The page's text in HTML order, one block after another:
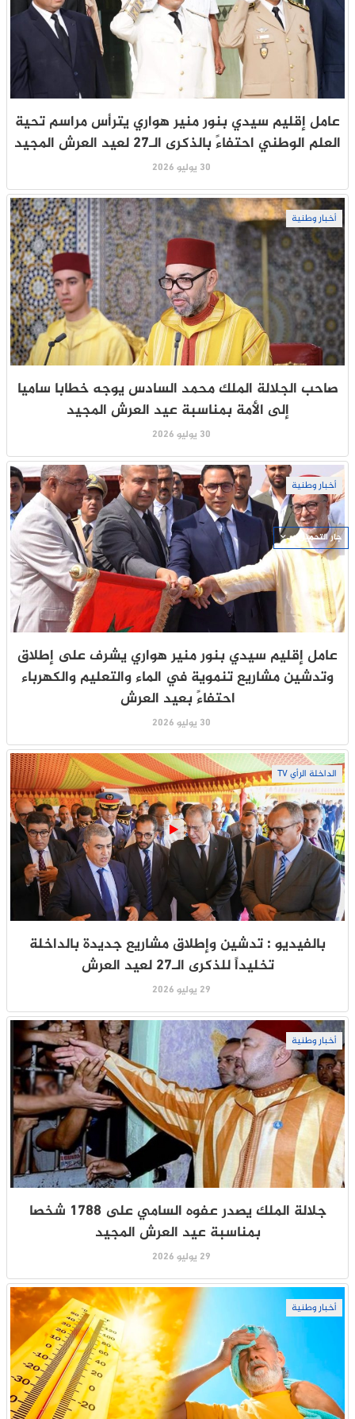
عامل إقليم سيدي بنور منير هواري يترأس مراسم تحية
العلم الوطني احتفاءً بالذكرى الـ27 لعيد العرش المجيد
30 يوليو 2026
أخبار وطنية
صاحب الجلالة الملك محمد السادس يوجه خطابا ساميا
إلى الأمة بمناسبة عيد العرش المجيد
30 يوليو 2026
أخبار وطنية
عامل إقليم سيدي بنور منير هواري يشرف على إطلاق
وتدشين مشاريع تنموية في الماء والتعليم والكهرباء
احتفاءً بعيد العرش
30 يوليو 2026
الداخلة الرأي TV
بالفيديو : تدشين وإطلاق مشاريع جديدة بالداخلة
تخليداً للذكرى الـ27 لعيد العرش
29 يوليو 2026
أخبار وطنية
جلالة الملك يصدر عفوه السامي على 1788 شخصا
بمناسبة عيد العرش المجيد
29 يوليو 2026
أخبار وطنية
جار التحميل ...